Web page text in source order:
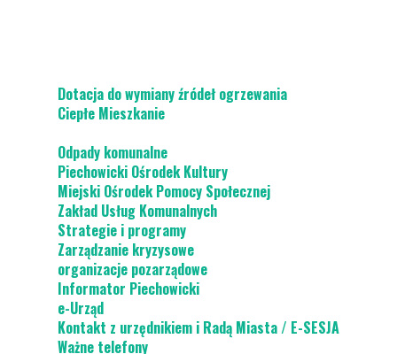
Dotacja do wymiany źródeł ogrzewania
Ciepłe Mieszkanie
Odpady komunalne
Piechowicki Ośrodek Kultury
Miejski Ośrodek Pomocy Społecznej
Zakład Usług Komunalnych
Strategie i programy
Zarządzanie kryzysowe
organizacje pozarządowe
Informator Piechowicki
e-Urząd
Kontakt z urzędnikiem i Radą Miasta / E-SESJA
Ważne telefony